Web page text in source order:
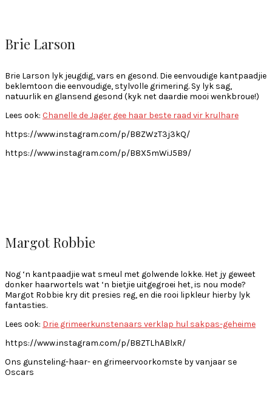
Brie Larson
Brie Larson lyk jeugdig, vars en gesond. Die eenvoudige kantpaadjie
beklemtoon die eenvoudige, stylvolle grimering. Sy lyk sag,
natuurlik en glansend gesond (kyk net daardie mooi wenkbroue!)
Lees ook: Chanelle de Jager gee haar beste raad vir krulhare
https://www.instagram.com/p/B8ZWzT3j3kQ/
https://www.instagram.com/p/B8X5mWiJ5B9/
Margot Robbie
Nog ‘n kantpaadjie wat smeul met golwende lokke. Het jy geweet
donker haarwortels wat ‘n bietjie uitgegroei het, is nou mode?
Margot Robbie kry dit presies reg, en die rooi lipkleur hierby lyk
fantasties.
Lees ook: Drie grimeerkunstenaars verklap hul sakpas-geheime
https://www.instagram.com/p/B8ZTLhABlxR/
Ons gunsteling-haar- en grimeervoorkomste by vanjaar se
Oscars